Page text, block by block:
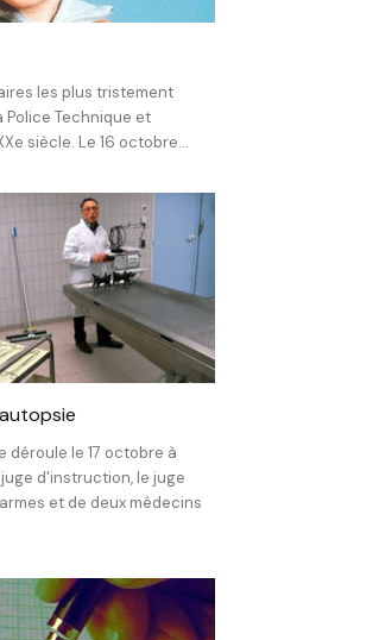
les plus tristement
Technique et
siècle. Le 16 octobre...
déroule le 17 octobre à
d'instruction, le juge
et de deux médecins